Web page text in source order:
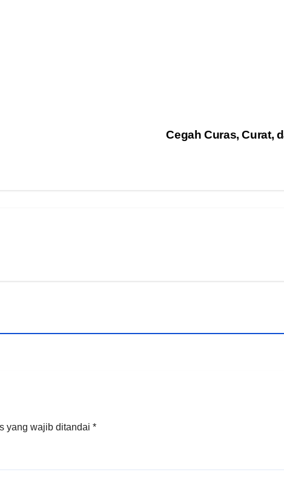
Cegah Curas, Curat,
yang wajib ditandai *